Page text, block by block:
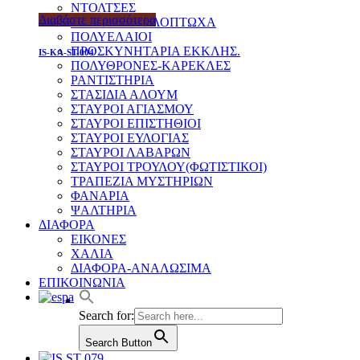
ΝΤΟΛΤΣΕΣ
ΠΑΓΓΑΡΙΑ-ΦΙΛΟΠΤΩΧΑ
ΠΟΛΥΕΛΑΙΟΙ
ΠΡΟΣΚΥΝΗΤΑΡΙΑ ΕΚΚΛΗΣ.
ΠΟΛΥΘΡΟΝΕΣ-ΚΑΡΕΚΛΕΣ
ΡΑΝΤΙΣΤΗΡΙΑ
ΣΤΑΣΙΔΙΑ ΑΛΟΥΜ
ΣΤΑΥΡΟΙ ΑΓΙΑΣΜΟΥ
ΣΤΑΥΡΟΙ ΕΠΙΣΤΗΘΙΟΙ
ΣΤΑΥΡΟΙ ΕΥΛΟΓΙΑΣ
ΣΤΑΥΡΟΙ ΛΑΒΑΡΩΝ
ΣΤΑΥΡΟΙ ΤΡΟΥΛΟΥ(ΦΩΤΙΣΤΙΚΟΙ)
ΤΡΑΠΕΖΙΑ ΜΥΣΤΗΡΙΩΝ
ΦΑΝΑΡΙΑ
ΨΑΛΤΗΡΙΑ
ΔΙΑΦΟΡΑ
ΕΙΚΟΝΕΣ
ΧΑΛΙΑ
ΔΙΑΦΟΡΑ-ΑΝΑΛΩΣΙΜΑ
ΕΠΙΚΟΙΝΩΝΙΑ
Search for:
Search Button
Διαβάστε περισσότερα
IS-KA-ST-004